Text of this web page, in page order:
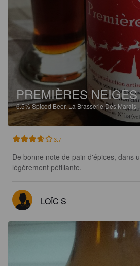
PREMIÈRES NEIGES
6.5%Spiced Beer.La Brasserie Des Marais.
3.7
De bonne note de pain d'épices, dans
légèrement pétillante.
LOÏC S